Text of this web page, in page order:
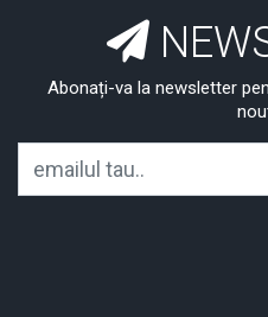
Abonați-va la newsletter